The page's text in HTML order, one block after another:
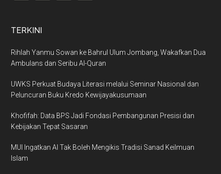
TERKINI
Rihlah Yanmu Sowan ke Bahrul Ulum Jombang, Wakafkan Dua
Ambulans dan Seribu Al-Quran
UWKS Perkuat Budaya Literasi melalui Seminar Nasional dan
Peluncuran Buku Kredo Kewijayakusumaan
Khofifah: Data BPS Jadi Fondasi Pembangunan Presisi dan
Kebijakan Tepat Sasaran
MUI Ingatkan AI Tak Boleh Mengikis Tradisi Sanad Keilmuan
Islam